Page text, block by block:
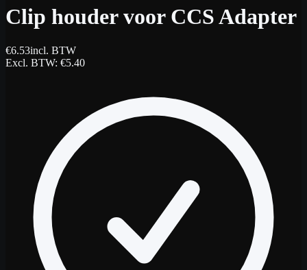
Clip houder voor CCS Adapter
€6.53incl. BTW
Excl. BTW: €5.40